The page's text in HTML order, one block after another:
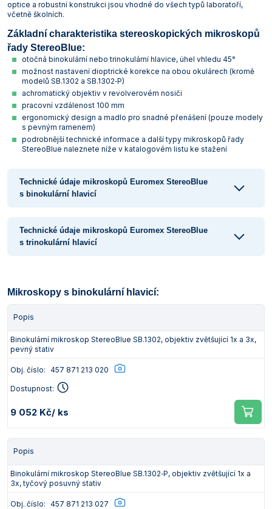
optice a robustní konstrukci jsou vhodné do všech typů laboratoří,
včetně školních.
Základní charakteristika stereoskopických mikroskopů
řady StereoBlue:
otočná binokulární nebo trinokulární hlavice, úhel vhledu 45°
možnost nastavení dioptrické korekce na obou okulárech (kromě
modelů SB.1302 a SB.1302‑P)
achromatický objektiv v revolverovém nosiči
pracovní vzdálenost 100 mm
ergonomický design a madlo pro snadné přenášení (pouze modely
s pevným ramenem)
podrobnější technické informace a další typy mikroskopů řady
StereoBlue naleznete níže v katalogovém listu ke stažení
Technické údaje mikroskopů Euromex StereoBlue
s binokulární hlavicí
Technické údaje mikroskopů Euromex StereoBlue
s trinokulární hlavicí
Mikroskopy s binokulární hlavicí:
Popis
Binokulární mikroskop StereoBlue SB.1302, objektiv zvětšující 1x a 3x,
pevný stativ
Obj. číslo: 457 871 213 020
Dostupnost:
9 052 Kč/ ks
Popis
Binokulární mikroskop StereoBlue SB.1302‑P, objektiv zvětšující 1x a
3x, tyčový posuvný stativ
Obj. číslo: 457 871 213 027